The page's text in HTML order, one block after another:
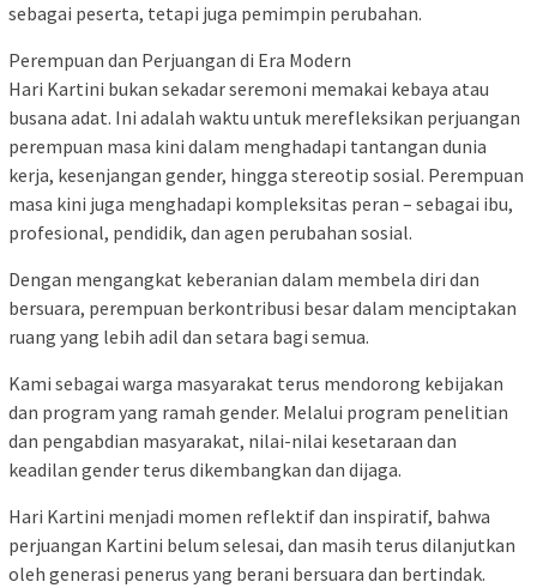
sebagai peserta, tetapi juga pemimpin perubahan.
Perempuan dan Perjuangan di Era Modern
Hari Kartini bukan sekadar seremoni memakai kebaya atau
busana adat. Ini adalah waktu untuk merefleksikan perjuangan
perempuan masa kini dalam menghadapi tantangan dunia
kerja, kesenjangan gender, hingga stereotip sosial. Perempuan
masa kini juga menghadapi kompleksitas peran – sebagai ibu,
profesional, pendidik, dan agen perubahan sosial.
Dengan mengangkat keberanian dalam membela diri dan
bersuara, perempuan berkontribusi besar dalam menciptakan
ruang yang lebih adil dan setara bagi semua.
Kami sebagai warga masyarakat terus mendorong kebijakan
dan program yang ramah gender. Melalui program penelitian
dan pengabdian masyarakat, nilai-nilai kesetaraan dan
keadilan gender terus dikembangkan dan dijaga.
Hari Kartini menjadi momen reflektif dan inspiratif, bahwa
perjuangan Kartini belum selesai, dan masih terus dilanjutkan
oleh generasi penerus yang berani bersuara dan bertindak.